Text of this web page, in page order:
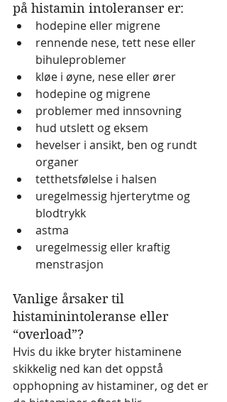
på histamin intoleranser er:
hodepine eller migrene
rennende nese, tett nese eller
bihuleproblemer
kløe i øyne, nese eller ører
hodepine og migrene
problemer med innsovning
hud utslett og eksem
hevelser i ansikt, ben og rundt
organer
tetthetsfølelse i halsen
uregelmessig hjerterytme og
blodtrykk
astma
uregelmessig eller kraftig
menstrasjon
Vanlige årsaker til
histaminintoleranse eller
“overload”?
Hvis du ikke bryter histaminene
skikkelig ned kan det oppstå
opphopning av histaminer, og det er